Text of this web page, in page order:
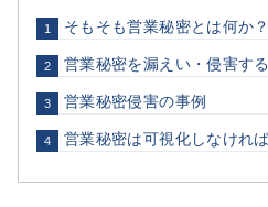
1 そもそも営業秘密とは何か？
2 営業秘密を漏えい・侵害す
3 営業秘密侵害の事例
4 営業秘密は可視化しなけれ